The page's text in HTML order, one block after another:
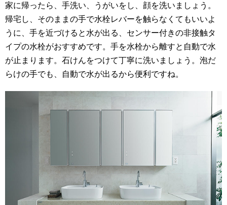
家に帰ったら、手洗い、うがいをし、顔を洗いましょう。
帰宅し、そのままの手で水栓レバーを触らなくてもいいよ
うに、手を近づけると水が出る、センサー付きの非接触タ
イプの水栓がおすすめです。手を水栓から離すと自動で水
が止まります。石けんをつけて丁寧に洗いましょう。泡だ
らけの手でも、自動で水が出るから便利ですね。